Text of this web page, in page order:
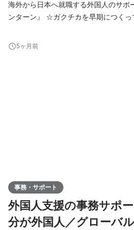
海外から日本へ就職する外国人のサポ
ンターン』 ☆ガクチカを早期につくっていきたい！ ☆社会人の経
☆学生のうちに成長したい！ そんな方にぜひ来てほしいです！ ＜
具体的には？＞ 介護施設様に“外国人
5ヶ月前
事務・サポート
外国人支援の事務サポ
分が外国人／グローバ